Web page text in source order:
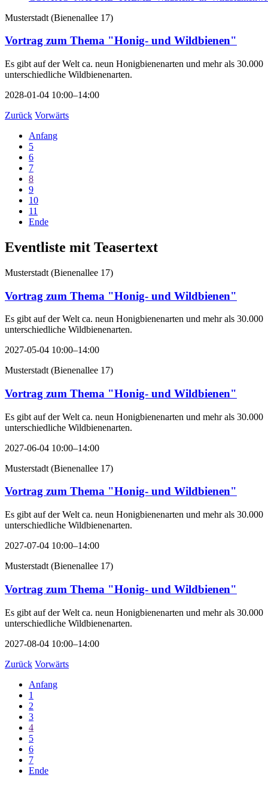
Musterstadt (Bienenallee 17)
Vortrag zum Thema "Honig- und Wildbienen"
Es gibt auf der Welt ca. neun Honigbienenarten und mehr als 30.000
unterschiedliche Wildbienenarten.
2028-01-04 10:00–14:00
Zurück Vorwärts
Anfang
5
6
7
8
9
10
11
Ende
Eventliste mit Teasertext
Musterstadt (Bienenallee 17)
Vortrag zum Thema "Honig- und Wildbienen"
Es gibt auf der Welt ca. neun Honigbienenarten und mehr als 30.000
unterschiedliche Wildbienenarten.
2027-05-04 10:00–14:00
Musterstadt (Bienenallee 17)
Vortrag zum Thema "Honig- und Wildbienen"
Es gibt auf der Welt ca. neun Honigbienenarten und mehr als 30.000
unterschiedliche Wildbienenarten.
2027-06-04 10:00–14:00
Musterstadt (Bienenallee 17)
Vortrag zum Thema "Honig- und Wildbienen"
Es gibt auf der Welt ca. neun Honigbienenarten und mehr als 30.000
unterschiedliche Wildbienenarten.
2027-07-04 10:00–14:00
Musterstadt (Bienenallee 17)
Vortrag zum Thema "Honig- und Wildbienen"
Es gibt auf der Welt ca. neun Honigbienenarten und mehr als 30.000
unterschiedliche Wildbienenarten.
2027-08-04 10:00–14:00
Zurück Vorwärts
Anfang
1
2
3
4
5
6
7
Ende